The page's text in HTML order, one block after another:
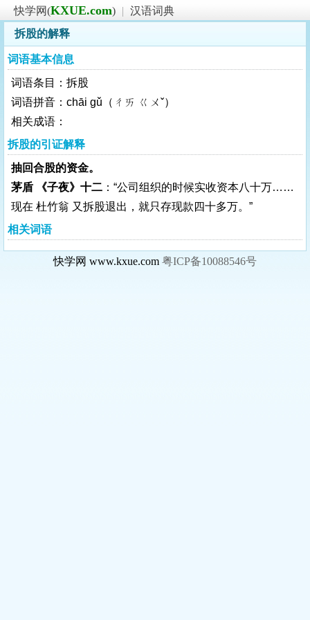
快学网(KXUE.com) | 汉语词典
拆股的解释
词语基本信息
词语条目：拆股
词语拼音：chāi gǔ（ㄔㄞ ㄍㄨˇ）
相关成语：
拆股的引证解释
抽回合股的资金。
茅盾 《子夜》十二 ：“公司组织的时候实收资本八十万……
现在 杜竹翁 又拆股退出，就只存现款四十多万。”
相关词语
快学网 www.kxue.com 粤ICP备10088546号